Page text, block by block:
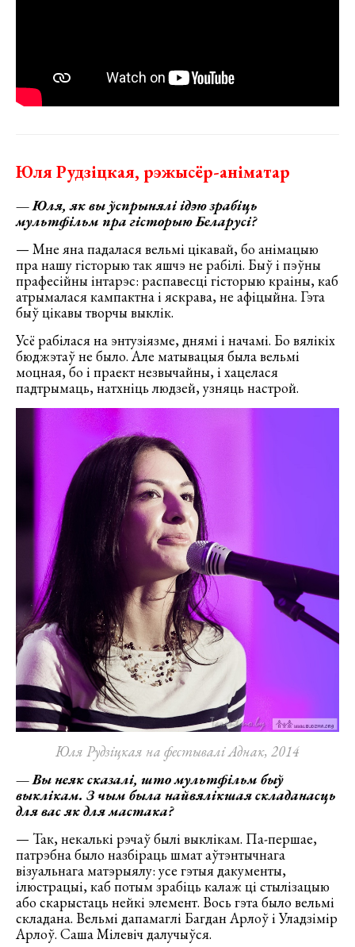
Юля Рудзіцкая, рэжысёр-аніматар
—Юля, як вы ўспрынялі ідэю зрабіць
мультфільм пра гісторыю Беларусі?
— Мне яна падалася вельмі цікавай, бо анімацыю
пра нашу гісторыю так яшчэ не рабілі. Быў і пэўны
прафесійны інтарэс: распавесці гісторыю краіны, каб
атрымалася кампактна і яскрава, не афіцыйна. Гэта
быў цікавы творчы выклік.
Усё рабілася на энтузіязме, днямі і начамі. Бо вялікіх
бюджэтаў не было. Але матывацыя была вельмі
моцная, бо і праект незвычайны, і хацелася
падтрымаць, натхніць людзей, узняць настрой.
Юля Рудзіцкая на фестывалі Аднак, 2014
—Вы неяк сказалі, што мультфільм быў
выклікам. З чым была найвялікшая складанасць
для вас як для мастака?
— Так, некалькі рэчаў былі выклікам. Па-першае,
патрэбна было назбіраць шмат аўтэнтычнага
візуальнага матэрыялу: усе гэтыя дакументы,
ілюстрацыі, каб потым зрабіць калаж ці стылізацыю
або скарыстаць нейкі элемент. Вось гэта было вельмі
складана. Вельмі дапамаглі Багдан Арлоў і Уладзімір
Арлоў. Саша Мілевіч далучыўся.